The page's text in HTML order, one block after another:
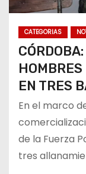
CATEGORIAS
HOMBRES
EN TRES
En el marco
de la Fuerza
tres